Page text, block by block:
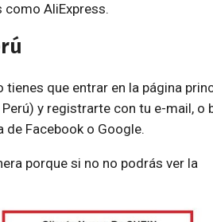
AliExpress.
que entrar en la página
y registrarte con tu e-mail, o
Facebook o Google.
porque si no no podrás ver la